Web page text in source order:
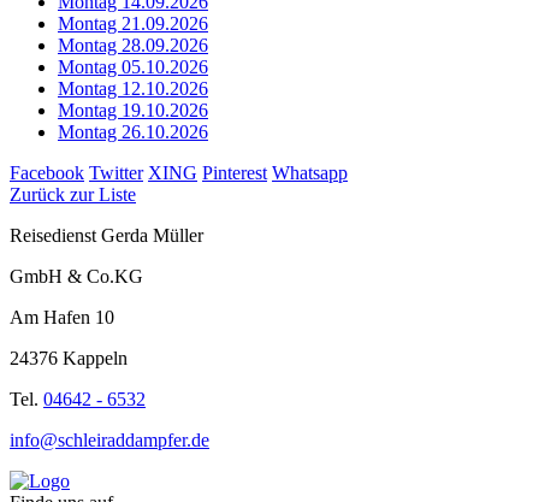
Montag 21.09.2026
Montag 28.09.2026
Montag 05.10.2026
Montag 12.10.2026
Montag 19.10.2026
Montag 26.10.2026
Facebook Twitter XING Pinterest Whatsapp
Zurück zur Liste
Reisedienst Gerda Müller
GmbH & Co.KG
Am Hafen 10
24376 Kappeln
Tel. 04642 - 6532
info@schleiraddampfer.de